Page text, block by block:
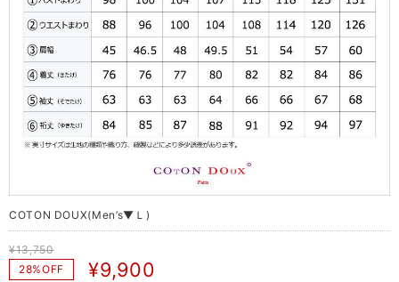
COTON DOUX(Men’s▼Ｌ)
¥13,750
28%OFF
¥9,900